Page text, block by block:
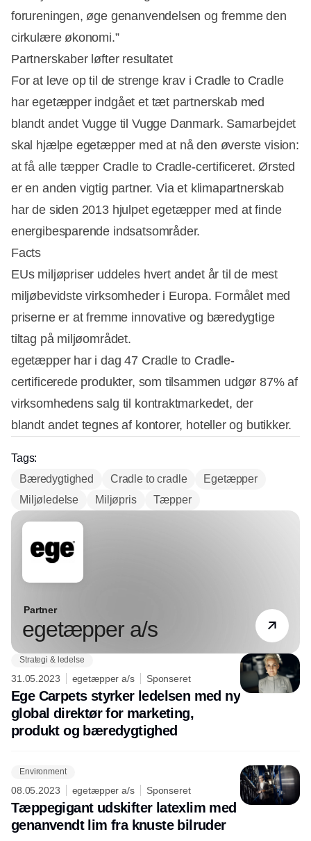
forureningen, øge genanvendelsen og fremme den
cirkulære økonomi.”
Partnerskaber løfter resultatet
For at leve op til de strenge krav i Cradle to Cradle
har egetæpper indgået et tæt partnerskab med
blandt andet Vugge til Vugge Danmark. Samarbejdet
skal hjælpe egetæpper med at nå den øverste vision:
at få alle tæpper Cradle to Cradle-certificeret. Ørsted
er en anden vigtig partner. Via et klimapartnerskab
har de siden 2013 hjulpet egetæpper med at finde
energibesparende indsatsområder.
Facts
EUs miljøpriser uddeles hvert andet år til de mest
miljøbevidste virksomheder i Europa. Formålet med
priserne er at fremme innovative og bæredygtige
tiltag på miljøområdet.
egetæpper har i dag 47 Cradle to Cradle-
certificerede produkter, som tilsammen udgør 87% af
virksomhedens salg til kontraktmarkedet, der
blandt andet tegnes af kontorer, hoteller og butikker.
Tags:
Bæredygtighed
Cradle to cradle
Egetæpper
Miljøledelse
Miljøpris Tæpper
Partner
egetæpper a/s
Strategi & ledelse
31.05.2023 egetæpper a/s Sponseret
Ege Carpets styrker ledelsen med ny
global direktør for marketing,
produkt og bæredygtighed
Environment
08.05.2023 egetæpper a/s Sponseret
Tæppegigant udskifter latexlim med
genanvendt lim fra knuste bilruder